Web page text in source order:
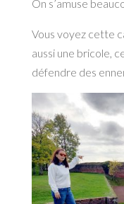
On s’amuse
Vous voyez cette
aussi une bricole,
défendre des